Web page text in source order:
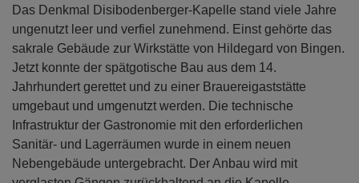
Das Denkmal Disibodenberger-Kapelle stand viele Jahre
ungenutzt leer und verfiel zunehmend. Einst gehörte das
sakrale Gebäude zur Wirkstätte von Hildegard von Bingen.
Jetzt konnte der spätgotische Bau aus dem 14.
Jahrhundert gerettet und zu einer Brauereigaststätte
umgebaut und umgenutzt werden. Die technische
Infrastruktur der Gastronomie mit den erforderlichen
Sanitär- und Lagerräumen wurde in einem neuen
Nebengebäude untergebracht. Der Anbau wird mit